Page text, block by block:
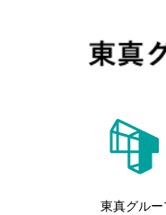
東真グルー